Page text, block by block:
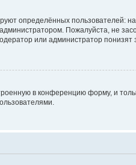
определённых пользователей:
Пожалуйста, не
или администратор понизят
в конференцию форму, и